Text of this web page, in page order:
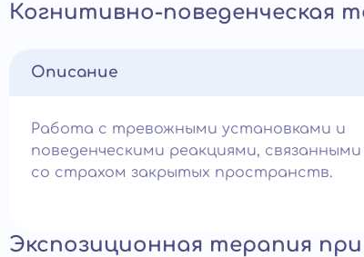
Когнитивно-поведенческая
Описание
Работа с тревожными установками и
поведенческими реакциями, связанными
со страхом закрытых пространств.
Экспозиционная терапия